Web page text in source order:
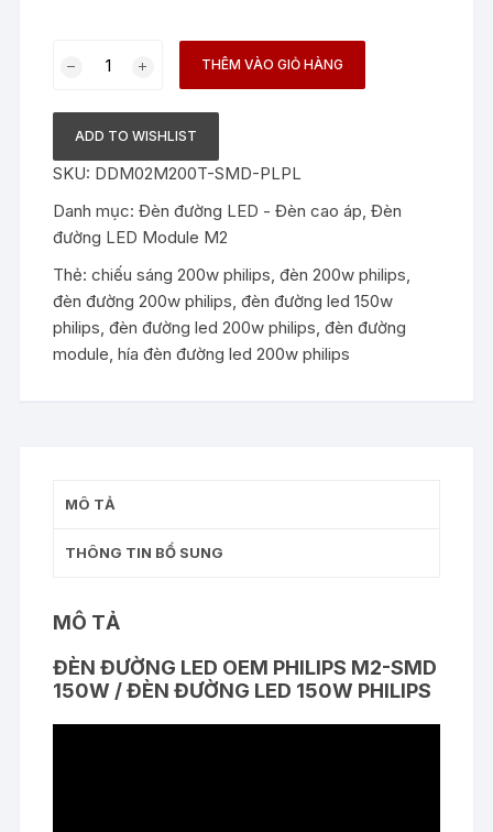
OEM
Philips
M2-
SMD
150W
LED
THÊM VÀO GIỎ HÀNG
ADD TO WISHLIST
SKU: DDM02M200T-SMD-PLPL
Danh mục:Đèn đường LED - Đèn cao áp,Đèn
đường LED Module M2
Thẻ:chiếu sáng 200w philips,đèn 200w philips,
đèn đường 200w philips,đèn đường led 150w
philips,đèn đường led 200w philips,đèn đường
module,hía đèn đường led 200w philips
MÔ TẢ
THÔNG TIN BỔ SUNG
MÔ TẢ
ĐÈN ĐƯỜNG LED OEM PHILIPS M2-SMD
150W / ĐÈN ĐƯỜNG LED 150W PHILIPS